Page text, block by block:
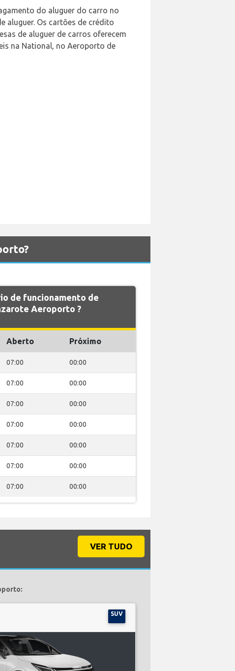
do aluguer do carro no
aluguer. Os cartões de crédito
de aluguer de carros oferecem
na National, no Aeroporto de
de funcionamento de
Aeroporto ?
Aberto Próximo
07:00 00:00
07:00 00:00
07:00 00:00
07:00 00:00
07:00 00:00
07:00 00:00
07:00 00:00
VER TUDO
SUV